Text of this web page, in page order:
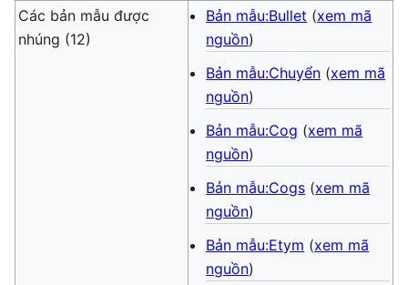
Các bản mẫu được
nhúng (12)
Bản mẫu:Bullet (xem mã
nguồn)
Bản mẫu:Chuyển (xem mã
nguồn)
Bản mẫu:Cog (xem mã
nguồn)
Bản mẫu:Cogs (xem mã
nguồn)
Bản mẫu:Etym (xem mã
nguồn)